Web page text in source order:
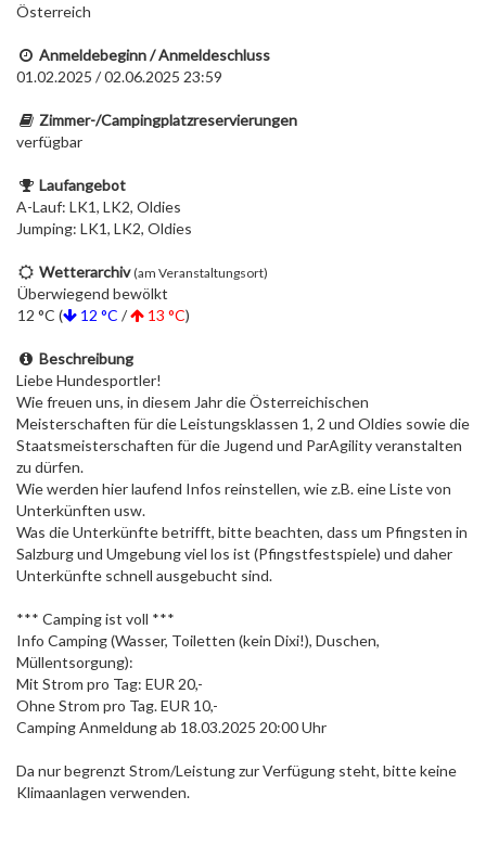
Österreich
Anmeldebeginn / Anmeldeschluss
01.02.2025 / 02.06.2025 23:59
Zimmer-/Campingplatzreservierungen
verfügbar
Laufangebot
A-Lauf: LK1, LK2, Oldies
Jumping: LK1, LK2, Oldies
Wetterarchiv (am Veranstaltungsort)
Überwiegend bewölkt
12 °C (
12 °C / 13 °C)
Beschreibung
Liebe Hundesportler!
Wie freuen uns, in diesem Jahr die Österreichischen
Meisterschaften für die Leistungsklassen 1, 2 und Oldies sowie die
Staatsmeisterschaften für die Jugend und ParAgility veranstalten
zu dürfen.
Wie werden hier laufend Infos reinstellen, wie z.B. eine Liste von
Unterkünften usw.
Was die Unterkünfte betrifft, bitte beachten, dass um Pfingsten in
Salzburg und Umgebung viel los ist (Pfingstfestspiele) und daher
Unterkünfte schnell ausgebucht sind.
*** Camping ist voll ***
Info Camping (Wasser, Toiletten (kein Dixi!), Duschen,
Müllentsorgung):
Mit Strom pro Tag: EUR 20,-
Ohne Strom pro Tag. EUR 10,-
Camping Anmeldung ab 18.03.2025 20:00 Uhr
Da nur begrenzt Strom/Leistung zur Verfügung steht, bitte keine
Klimaanlagen verwenden.